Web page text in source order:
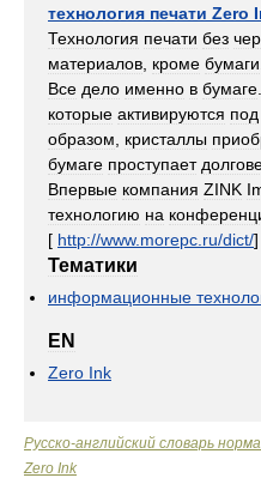
технология печати Zero
Технология печати без
материалов кроме бумаги
Все дело именно в бумаге
которые активируются под
образом
кристаллы
бумаге проступает
Впервые компания ZINK
технологию на
[ http://www. morepc ru/dict/]
Тематики
информационные
EN
Zero Ink
Русско-английский словарь
Zero Ink